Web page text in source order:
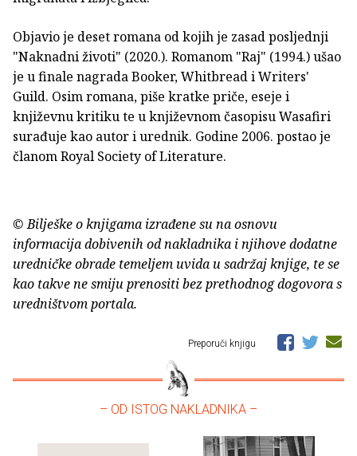
Objavio je deset romana od kojih je zasad posljednji
"Naknadni životi" (2020.). Romanom "Raj" (1994.) ušao
je u finale nagrada Booker, Whitbread i Writers'
Guild. Osim romana, piše kratke priče, eseje i
književnu kritiku te u književnom časopisu Wasafiri
surađuje kao autor i urednik. Godine 2006. postao je
članom Royal Society of Literature.
© Bilješke o knjigama izrađene su na osnovu
informacija dobivenih od nakladnika i njihove dodatne
uredničke obrade temeljem uvida u sadržaj knjige, te se
kao takve ne smiju prenositi bez prethodnog dogovora s
uredništvom portala.
Preporuči knjigu
– OD ISTOG NAKLADNIKA –